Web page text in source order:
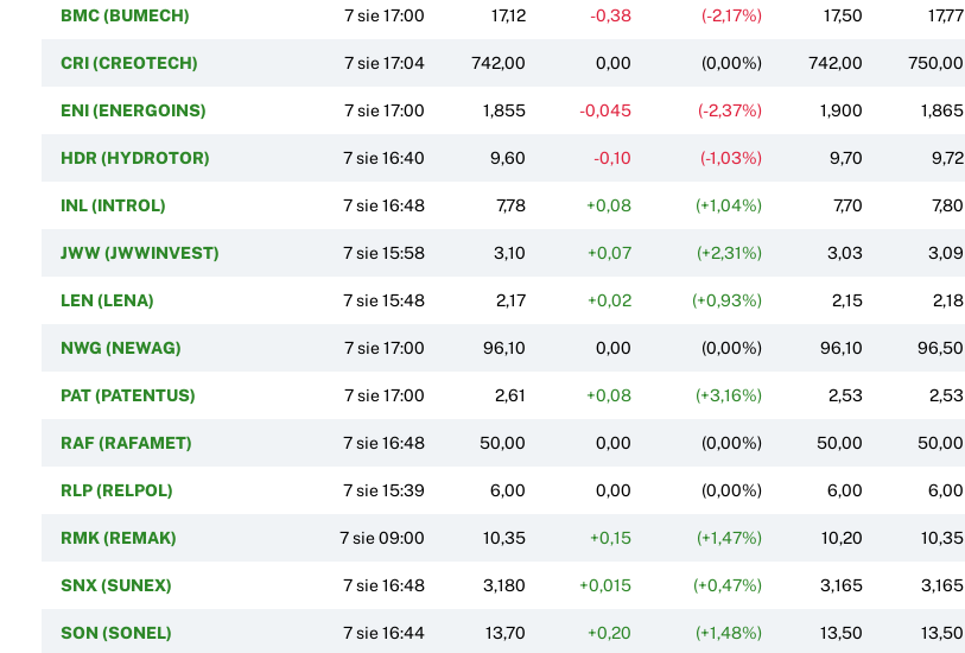
BMC (BUMECH) 7 sie 17:00 17,12 -0,38 (-2,17%) 17,50 17,77
CRI (CREOTECH) 7 sie 17:04 742,00 0,00 (0,00%) 742,00 750,00
ENI (ENERGOINS) 7 sie 17:00 1,855 -0,045 (-2,37%) 1,900 1,865
HDR (HYDROTOR) 7 sie 16:40 9,60 -0,10 (-1,03%) 9,70 9,72
INL (INTROL) 7 sie 16:48 7,78 +0,08 (+1,04%) 7,70 7,80
JWW (JWWINVEST) 7 sie 15:58 3,10 +0,07 (+2,31%) 3,03 3,09
LEN (LENA) 7 sie 15:48 2,17 +0,02 (+0,93%) 2,15 2,18
NWG (NEWAG) 7 sie 17:00 96,10 0,00 (0,00%) 96,10 96,50
PAT (PATENTUS) 7 sie 17:00 2,61 +0,08 (+3,16%) 2,53 2,53
RAF (RAFAMET) 7 sie 16:48 50,00 0,00 (0,00%) 50,00 50,00
RLP (RELPOL) 7 sie 15:39 6,00 0,00 (0,00%) 6,00 6,00
RMK (REMAK) 7 sie 09:00 10,35 +0,15 (+1,47%) 10,20 10,35
SNX (SUNEX) 7 sie 16:48 3,180 +0,015 (+0,47%) 3,165 3,165
SON (SONEL) 7 sie 16:44 13,70 +0,20 (+1,48%) 13,50 13,50